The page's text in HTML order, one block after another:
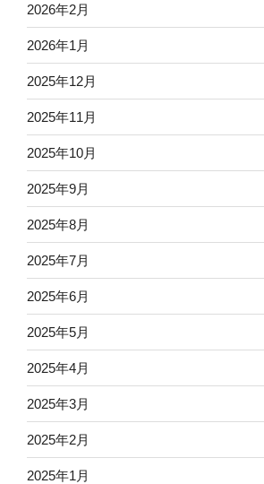
2026年2月
2026年1月
2025年12月
2025年11月
2025年10月
2025年9月
2025年8月
2025年7月
2025年6月
2025年5月
2025年4月
2025年3月
2025年2月
2025年1月